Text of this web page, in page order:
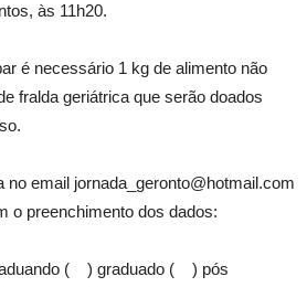
às 11h20.
é necessário 1 kg de alimento não
fralda geriátrica que serão doados
no email jornada_geronto@hotmail.com
o preenchimento dos dados:
( ) graduado ( ) pós